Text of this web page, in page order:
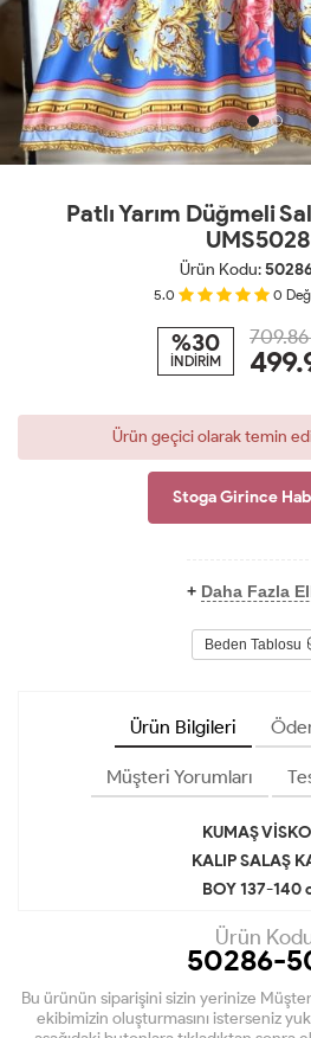
Patlı Yarım Düğmeli
Ürün Kodu:
5.0 0
%30
İNDİRİM
709.86
Ürün geçici olarak temin
Stoga Girince
+ Daha Fazla
Beden Tablosu
Ürün Bilgileri
Müşteri Yorumları
KUMAŞ
KALIP SALAŞ
BOY 137-140
Ürün
50286-
Bu ürünün siparişini sizin yerinize
ekibimizin oluşturmasını isterseniz